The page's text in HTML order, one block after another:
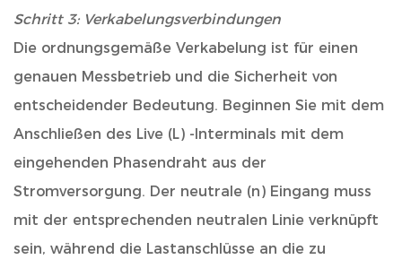
Schritt 3: Verkabelungsverbindungen
Die ordnungsgemäße Verkabelung ist für einen
genauen Messbetrieb und die Sicherheit von
entscheidender Bedeutung. Beginnen Sie mit dem
Anschließen des Live (L) -Interminals mit dem
eingehenden Phasendraht aus der
Stromversorgung. Der neutrale (n) Eingang muss
mit der entsprechenden neutralen Linie verknüpft
sein, während die Lastanschlüsse an die zu